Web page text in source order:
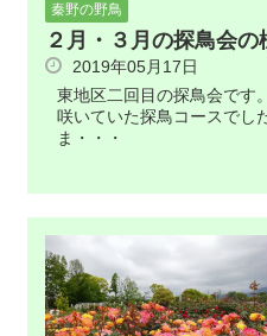
秦野の野鳥
２月・３月の探鳥会
2019年05月17日
東地区二回目の探鳥会です
咲いていた探鳥コースでし
ま・・・